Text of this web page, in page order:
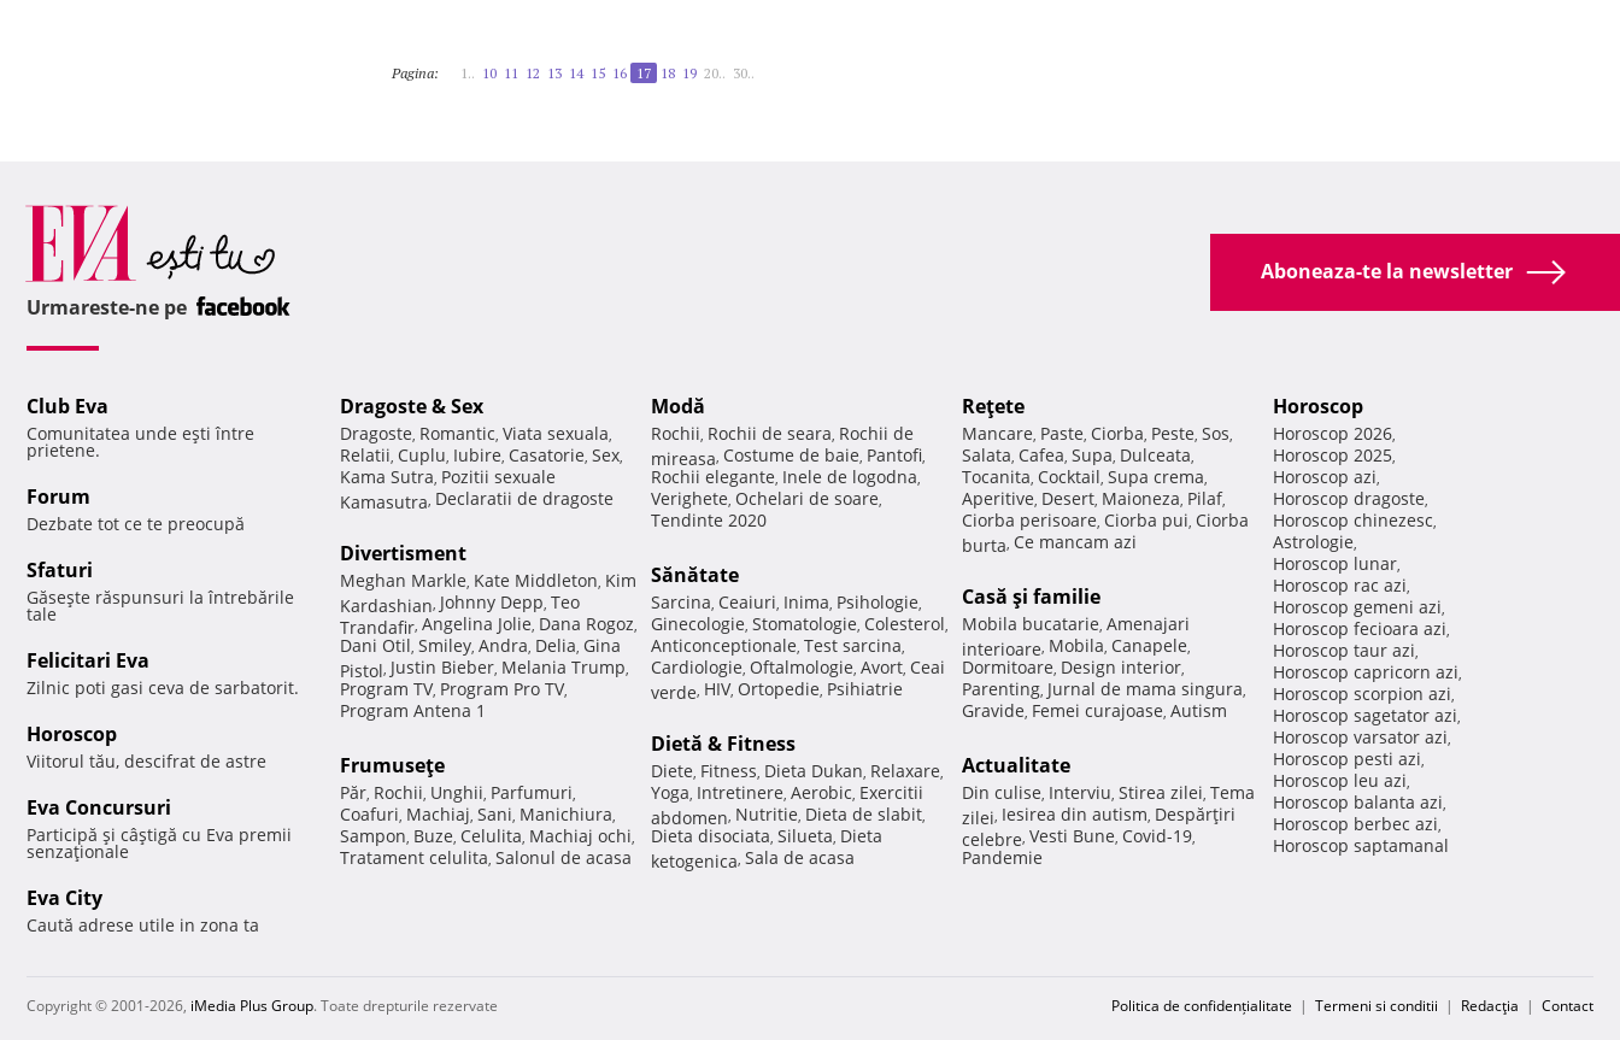
Pagina: 1.. 10 11 12 13 14 15 16 17 18 19 20.. 30..
Aboneaza-te la newsletter
Urmareste-ne pe
Club Eva
Comunitatea unde eşti între
prietene.
Forum
Dezbate tot ce te preocupă
Sfaturi
Găseşte răspunsuri la întrebările
tale
Felicitari Eva
Zilnic poti gasi ceva de sarbatorit.
Horoscop
Viitorul tău, descifrat de astre
Eva Concursuri
Participă şi câştigă cu Eva premii
senzaţionale
Eva City
Caută adrese utile in zona ta
Dragoste & Sex
Dragoste, Romantic, Viata sexuala,
Relatii, Cuplu, Iubire, Casatorie, Sex,
Kama Sutra, Pozitii sexuale
Kamasutra, Declaratii de dragoste
Divertisment
Meghan Markle, Kate Middleton, Kim
Kardashian, Johnny Depp, Teo
Trandafir, Angelina Jolie, Dana Rogoz,
Dani Otil, Smiley, Andra, Delia, Gina
Pistol, Justin Bieber, Melania Trump,
Program TV, Program Pro TV,
Program Antena 1
Frumuseţe
Păr, Rochii, Unghii, Parfumuri,
Coafuri, Machiaj, Sani, Manichiura,
Sampon, Buze, Celulita, Machiaj ochi,
Tratament celulita, Salonul de acasa
Modă
Rochii, Rochii de seara, Rochii de
mireasa, Costume de baie, Pantofi,
Rochii elegante, Inele de logodna,
Verighete, Ochelari de soare,
Tendinte 2020
Sănătate
Sarcina, Ceaiuri, Inima, Psihologie,
Ginecologie, Stomatologie, Colesterol,
Anticonceptionale, Test sarcina,
Cardiologie, Oftalmologie, Avort, Ceai
verde, HIV, Ortopedie, Psihiatrie
Dietă & Fitness
Diete, Fitness, Dieta Dukan, Relaxare,
Yoga, Intretinere, Aerobic, Exercitii
abdomen, Nutritie, Dieta de slabit,
Dieta disociata, Silueta, Dieta
ketogenica, Sala de acasa
Reţete
Mancare, Paste, Ciorba, Peste, Sos,
Salata, Cafea, Supa, Dulceata,
Tocanita, Cocktail, Supa crema,
Aperitive, Desert, Maioneza, Pilaf,
Ciorba perisoare, Ciorba pui, Ciorba
burta, Ce mancam azi
Casă şi familie
Mobila bucatarie, Amenajari
interioare, Mobila, Canapele,
Dormitoare, Design interior,
Parenting, Jurnal de mama singura,
Gravide, Femei curajoase, Autism
Actualitate
Din culise, Interviu, Stirea zilei, Tema
zilei, Iesirea din autism, Despărţiri
celebre, Vesti Bune, Covid-19,
Pandemie
Horoscop
Horoscop 2026,
Horoscop 2025,
Horoscop azi,
Horoscop dragoste,
Horoscop chinezesc,
Astrologie,
Horoscop lunar,
Horoscop rac azi,
Horoscop gemeni azi,
Horoscop fecioara azi,
Horoscop taur azi,
Horoscop capricorn azi,
Horoscop scorpion azi,
Horoscop sagetator azi,
Horoscop varsator azi,
Horoscop pesti azi,
Horoscop leu azi,
Horoscop balanta azi,
Horoscop berbec azi,
Horoscop saptamanal
Copyright © 2001-2026, iMedia Plus Group. Toate drepturile rezervate Politica de confidențialitate | Termeni si conditii | Redacţia | Contact